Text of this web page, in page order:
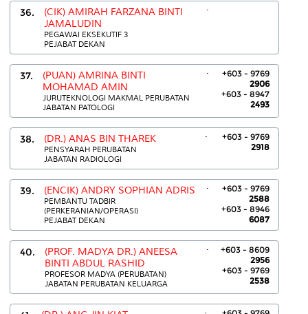
36.
(CIK) AMIRAH FARZANA BINTI
JAMALUDIN
PEGAWAI EKSEKUTIF 3
PEJABAT DEKAN
.
37.
(PUAN) AMRINA BINTI
MOHAMAD AMIN
JURUTEKNOLOGI MAKMAL PERUBATAN
JABATAN PATOLOGI
.
+603 - 9769
2906
+603 - 8947
2493
38. (DR.) ANAS BIN THAREK
PENSYARAH PERUBATAN
JABATAN RADIOLOGI
.
+603 - 9769
2918
39. (ENCIK) ANDRY SOPHIAN ADRIS
PEMBANTU TADBIR
(PERKERANIAN/OPERASI)
PEJABAT DEKAN
.
+603 - 9769
2588
+603 - 8946
6087
40.
(PROF. MADYA DR.) ANEESA
BINTI ABDUL RASHID
PROFESOR MADYA (PERUBATAN)
JABATAN PERUBATAN KELUARGA
.
+603 - 8609
2956
+603 - 9769
2538
.